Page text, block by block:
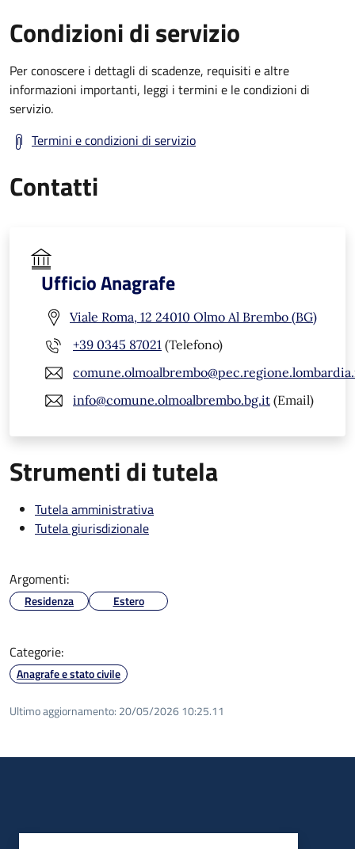
Condizioni di servizio
Per conoscere i dettagli di scadenze, requisiti e altre
informazioni importanti, leggi i termini e le condizioni di
servizio.
Termini e condizioni di servizio
Contatti
Ufficio Anagrafe
Viale Roma, 12 24010 Olmo Al Brembo (BG)
+39 0345 87021 (Telefono)
info@comune.olmoalbrembo.bg.it (Email)
Strumenti di tutela
Tutela amministrativa
Tutela giurisdizionale
Argomenti:
Residenza Estero
Categorie:
Anagrafe e stato civile
Ultimo aggiornamento: 20/05/2026 10:25.11